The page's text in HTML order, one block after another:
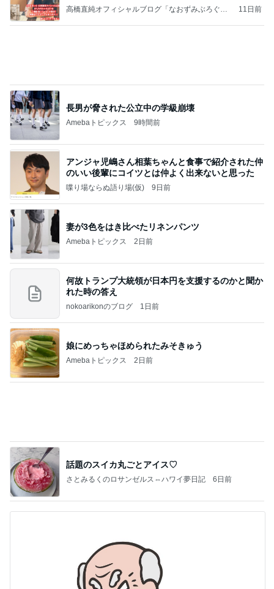
高橋直純オフィシャルブログ「なおずみぶろぐ」
11日前
長男が脅された公立中の学級崩壊
Amebaトピックス 9時間前
アンジャ児嶋さん相葉ちゃんと食事で紹介された仲
のいい後輩にコイツとは仲よく出来ないと思った
喋り場ならぬ語り場(仮) 9日前
妻が3色をはき比べたリネンパンツ
Amebaトピックス 2日前
何故トランプ大統領が日本円を支援するのかと聞か
れた時の答え
nokoarikonのブログ 1日前
娘にめっちゃほめられたみそきゅう
Amebaトピックス 2日前
話題のスイカ丸ごとアイス♡
さとみるくのロサンゼルス⇔ハワイ夢日記 6日前